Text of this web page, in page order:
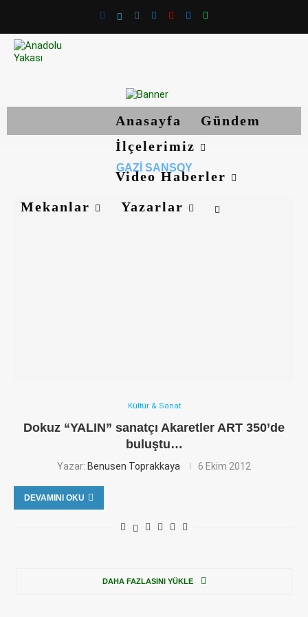
Anasayfa
Gündem
İlçelerimiz
Video Haberler
Mekanlar
Yazarlar
GAZI SANSOY
Kültür & Sanat
Dokuz “YALIN” sanatçı Akaretler ART 350’de
buluştu…
Yazar: Benusen Toprakkaya 6 Ekim 2012
DEVAMINI OKU
DAHA FAZLASINI YÜKLE